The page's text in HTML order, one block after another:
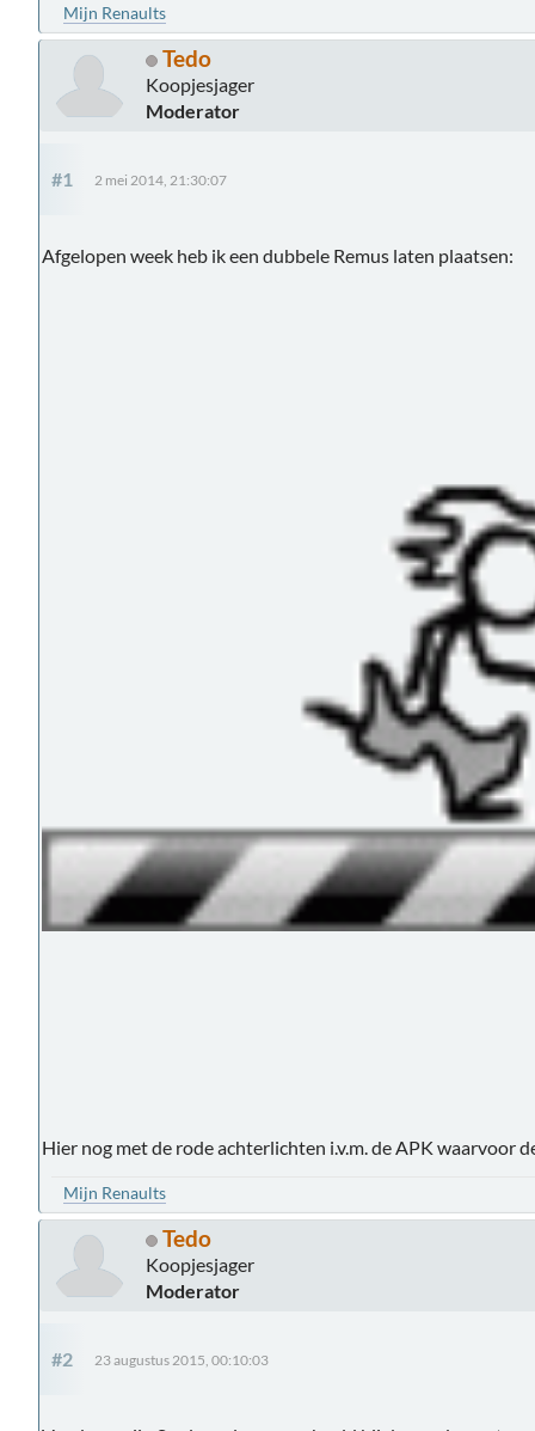
Mijn Renaults
Tedo
Koopjesjager
Moderator
#1 2 mei 2014, 21:30:07
Afgelopen week heb ik een dubbele Remus laten plaatsen:
Hier nog met de rode achterlichten i.v.m. de APK waarvoor
Mijn Renaults
Tedo
Koopjesjager
Moderator
#2 23 augustus 2015, 00:10:03